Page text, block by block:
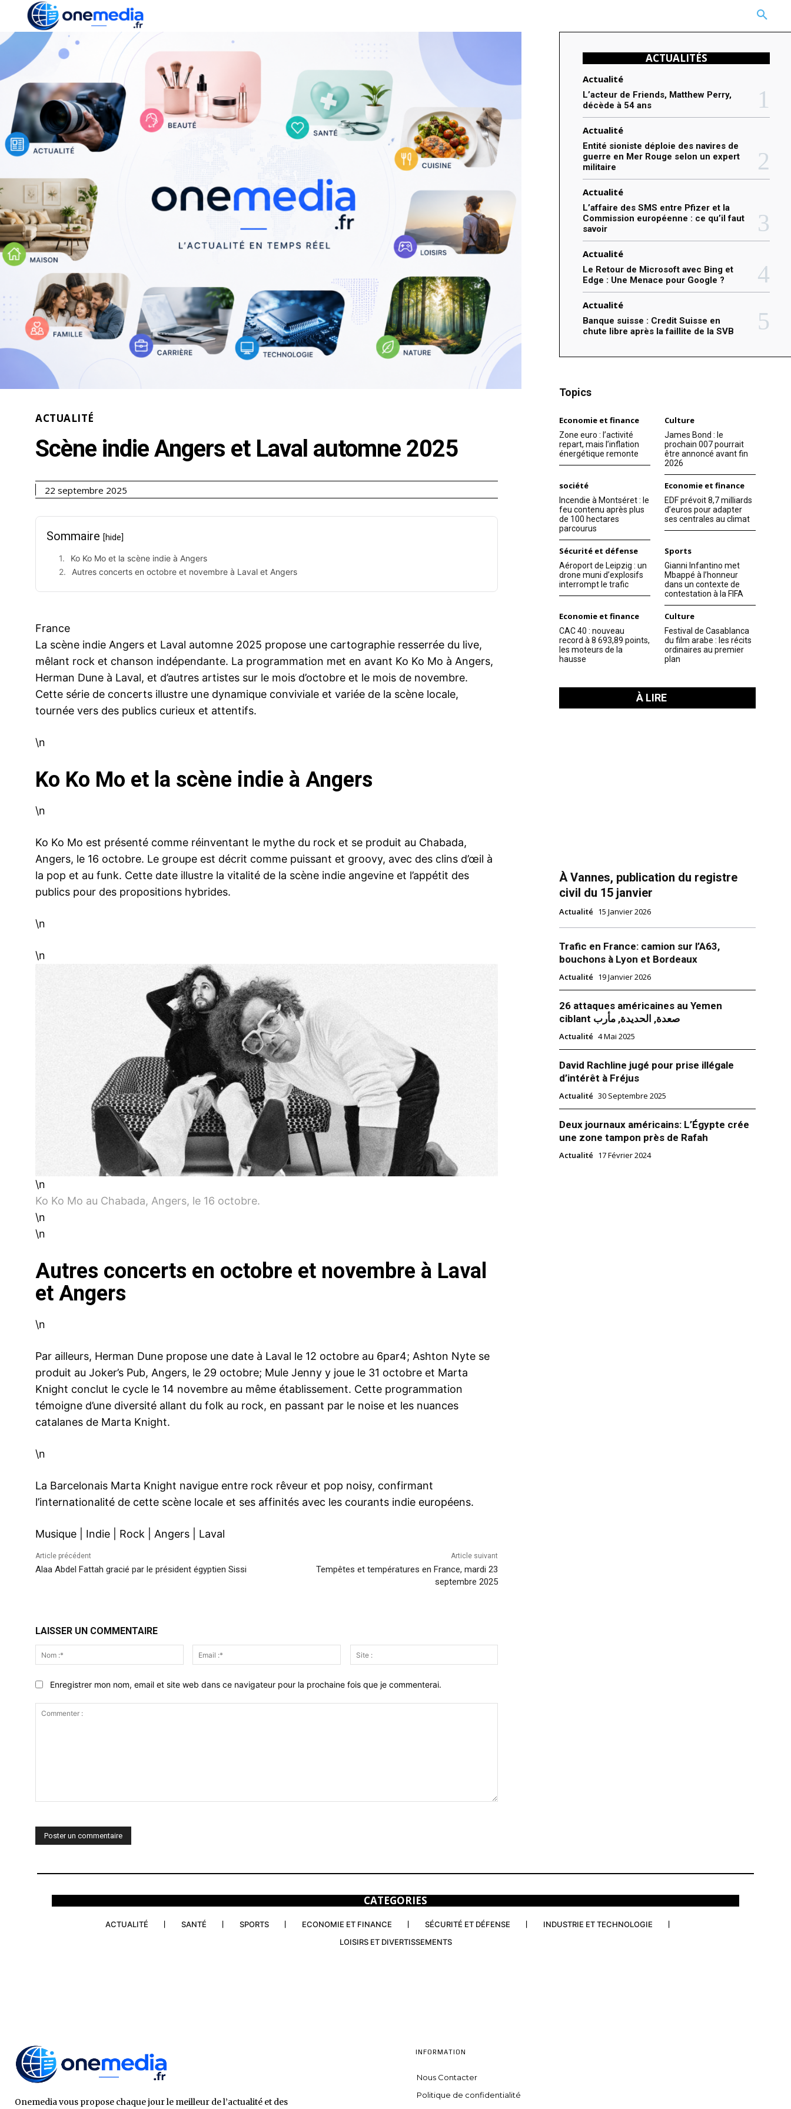
MORE
ACTUALITÉ
Scène indie Angers et Laval automne 2025
22 septembre 2025
Sommaire [hide]
Ko Ko Mo et la scène indie à Angers
Autres concerts en octobre et novembre à Laval et Angers
France
La scène indie Angers et Laval automne 2025 propose une cartographie resserrée du live,
mêlant rock et chanson indépendante. La programmation met en avant Ko Ko Mo à Angers,
Herman Dune à Laval, et d’autres artistes sur le mois d’octobre et le mois de novembre.
Cette série de concerts illustre une dynamique conviviale et variée de la scène locale,
tournée vers des publics curieux et attentifs.
\n
Ko Ko Mo et la scène indie à Angers
\n
Ko Ko Mo est présenté comme réinventant le mythe du rock et se produit au Chabada,
Angers, le 16 octobre. Le groupe est décrit comme puissant et groovy, avec des clins d’œil à
la pop et au funk. Cette date illustre la vitalité de la scène indie angevine et l’appétit des
publics pour des propositions hybrides.
\n
\n
\n
Ko Ko Mo au Chabada, Angers, le 16 octobre.
\n
\n
Autres concerts en octobre et novembre à Laval
et Angers
\n
Par ailleurs, Herman Dune propose une date à Laval le 12 octobre au 6par4; Ashton Nyte se
produit au Joker’s Pub, Angers, le 29 octobre; Mule Jenny y joue le 31 octobre et Marta
Knight conclut le cycle le 14 novembre au même établissement. Cette programmation
témoigne d’une diversité allant du folk au rock, en passant par le noise et les nuances
catalanes de Marta Knight.
\n
La Barcelonais Marta Knight navigue entre rock rêveur et pop noisy, confirmant
l’internationalité de cette scène locale et ses affinités avec les courants indie européens.
Musique Indie Rock Angers Laval
Article précédent
Alaa Abdel Fattah gracié par le président égyptien Sissi
Article suivant
Tempêtes et températures en France, mardi 23
septembre 2025
LAISSER UN COMMENTAIRE
Nom
:*
Email
:*
:
Enregistrer mon nom, email et site web dans ce navigateur pour la prochaine fois que je commenterai.
ACTUALITÉS
Actualité
L’acteur de Friends, Matthew Perry,
décède à 54 ans
Actualité
Entité sioniste déploie des navires de
guerre en Mer Rouge selon un expert
militaire
Actualité
L’affaire des SMS entre Pfizer et la
Commission européenne : ce qu’il faut
savoir
Actualité
Le Retour de Microsoft avec Bing et
Edge : Une Menace pour Google ?
Actualité
Banque suisse : Credit Suisse en
chute libre après la faillite de la SVB
Topics
Economie et finance
Zone euro : l’activité
repart, mais l’inflation
énergétique remonte
Culture
James Bond : le
prochain 007 pourrait
être annoncé avant fin
2026
société
Incendie à Montséret : le
feu contenu après plus
de 100 hectares
parcourus
Economie et finance
EDF prévoit 8,7 milliards
d’euros pour adapter
ses centrales au climat
Sécurité et défense
Aéroport de Leipzig : un
drone muni d’explosifs
interrompt le trafic
Sports
Gianni Infantino met
Mbappé à l’honneur
dans un contexte de
contestation à la FIFA
Economie et finance
CAC 40 : nouveau
record à 8 693,89 points,
les moteurs de la
hausse
Culture
Festival de Casablanca
du film arabe : les récits
ordinaires au premier
plan
À LIRE
À Vannes, publication du registre
civil du 15 janvier
Actualité 15 Janvier 2026
Trafic en France: camion sur l’A63,
bouchons à Lyon et Bordeaux
Actualité 19 Janvier 2026
26 attaques américaines au Yemen
ciblant صعدة, الحديدة, مأرب
Actualité 4 Mai 2025
David Rachline jugé pour prise illégale
d’intérêt à Fréjus
Actualité 30 Septembre 2025
Deux journaux américains: L’Égypte crée
une zone tampon près de Rafah
Actualité 17 Février 2024
CATEGORIES
ACTUALITÉ SANTÉ SPORTS ECONOMIE ET FINANCE SÉCURITÉ ET DÉFENSE
INDUSTRIE ET TECHNOLOGIE
LOISIRS ET DIVERTISSEMENTS
Onemedia vous propose chaque jour le meilleur de l’actualité et des
INFORMATION
Nous Contacter
Politique de confidentialité